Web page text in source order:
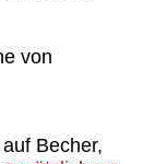
von
Becher,